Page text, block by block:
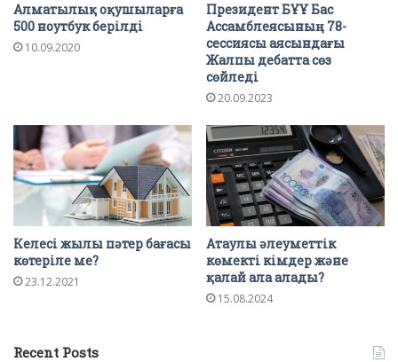
Алматылық оқушыларға
500 ноутбук берілді
10.09.2020
Президент БҰҰ Бас
Ассамблеясының 78-
сессиясы аясындағы
Жалпы дебатта сөз
сөйледі
20.09.2023
Келесі жылы пәтер бағасы
көтеріле ме?
23.12.2021
Атаулы әлеуметтік
көмекті кімдер және
қалай ала алады?
15.08.2024
Recent Posts